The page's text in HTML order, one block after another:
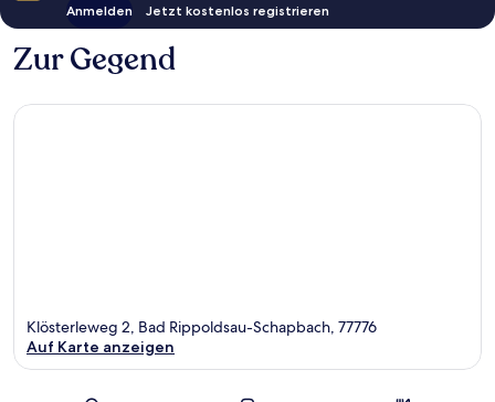
Anmelden Jetzt kostenlos registrieren
Zur Gegend
Klösterleweg 2, Bad Rippoldsau-Schapbach, 77776
Auf Karte anzeigen